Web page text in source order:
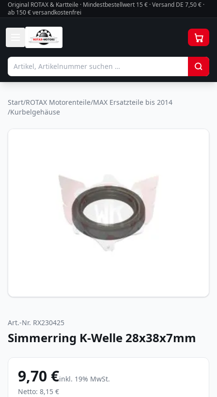
Original ROTAX & Kartteile · Mindestbestellwert 15 € · Versand DE 7,50 € ·
ab 150 € versandkostenfrei
Start/ROTAX Motorenteile/MAX Ersatzteile bis 2014
/Kurbelgehäuse
Art.-Nr. RX230425
Simmerring K-Welle 28x38x7mm
9,70 €inkl. 19% MwSt.
Netto: 8,15 €